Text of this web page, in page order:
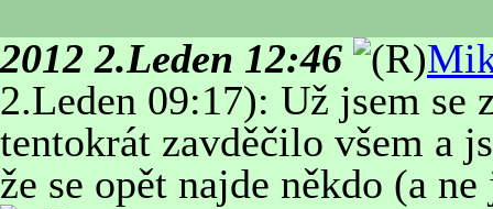
2012 2.Leden 12:46
2.Leden 09:17): Už jsem se
tentokrát zavděčilo všem a
že se opět najde někdo (a